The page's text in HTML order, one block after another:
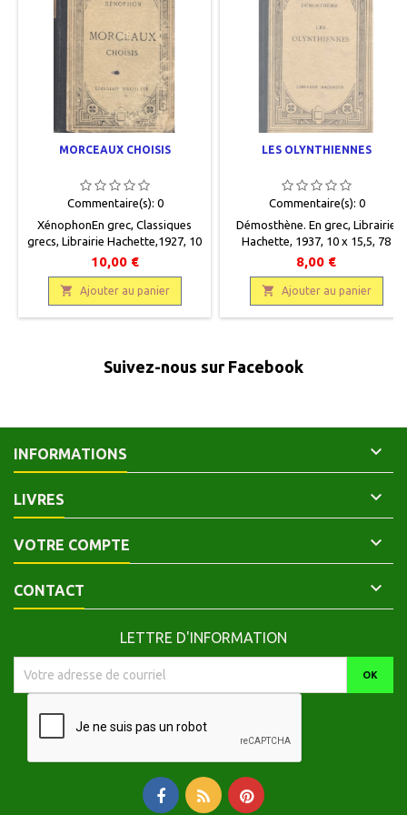
MORCEAUX CHOISIS
Commentaire(s): 0
XénophonEn grec, Classiques
grecs, Librairie Hachette,1927, 10
x 15,5, 320 pages, relié, occasion.
Reliure éditeur demi percaline
verte. Plats cartonnés beige avec
motifs décoratifs art déco,
frottés. Bon état intérieur.
10,00 €
 Ajouter au panier
LES OLYNTHIENNES
Commentaire(s): 0
Démosthène. En grec, Librairie
Hachette, 1937, 10 x 15,5, 78
pages, relié, occasion. Bon état.
Reliure demi percaline verte,
cartonnage éditeur.Papier
intérieur jauni.
8,00 €
 Ajouter au panier
Suivez-nous sur Facebook
INFORMATIONS 
LIVRES 
VOTRE COMPTE 
CONTACT 
LETTRE D'INFORMATION